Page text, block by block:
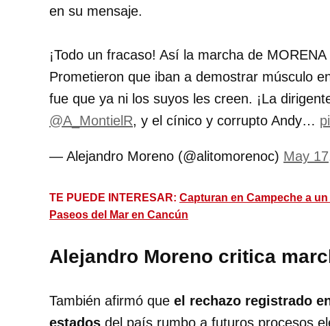
en su mensaje.
¡Todo un fracaso! Así la marcha de
Prometieron que iban a demostrar músculo
fue que ya ni los suyos les creen. ¡La
@A_MontielR, y el cínico y corrupto Andy…
— Alejandro Moreno (@alitomorenoc) May
TE PUEDE INTERESAR: Capturan en Campeche a
Paseos del Mar en Cancún
Alejandro Moreno critica
También afirmó que el rechazo registrado
estados del país rumbo a futuros procesos